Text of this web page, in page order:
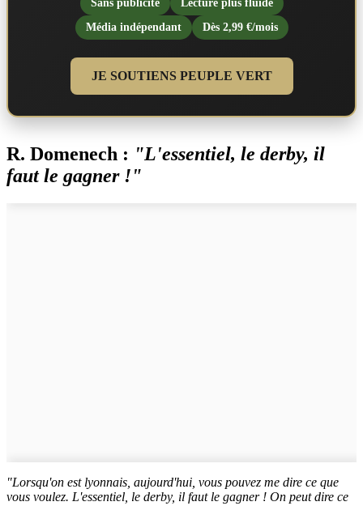
Sans publicité
Lecture plus fluide
Média indépendant
Dès 2,99 €/mois
JE SOUTIENS PEUPLE VERT
R. Domenech : "L'essentiel, le derby, il
faut le gagner !"
"Lorsqu'on est lyonnais, aujourd'hui, vous pouvez me dire ce que
vous voulez. L'essentiel, le derby, il faut le gagner ! On peut dire ce